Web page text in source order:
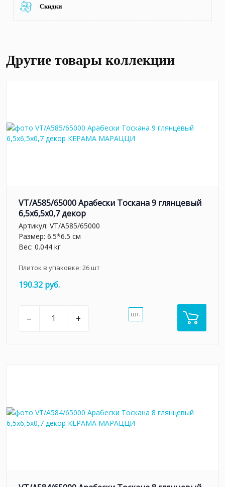
Скидки
Другие товары коллекции
VT/A585/65000 Арабески Тоскана 9 глянцевый
6,5x6,5x0,7 декор
Артикул: VT/A585/65000
Размер: 6.5*6.5 см
Вес: 0.044 кг
Плиток в упаковке: 26шт
190.32 руб.
– + шт.